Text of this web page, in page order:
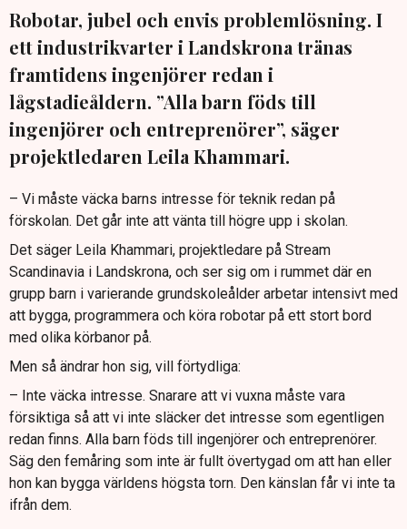
Robotar, jubel och envis problemlösning. I
ett industrikvarter i Landskrona tränas
framtidens ingenjörer redan i
lågstadieåldern. ”Alla barn föds till
ingenjörer och entreprenörer”, säger
projektledaren Leila Khammari.
– Vi måste väcka barns intresse för teknik redan på
förskolan. Det går inte att vänta till högre upp i skolan.
Det säger Leila Khammari, projektledare på Stream
Scandinavia i Landskrona, och ser sig om i rummet där en
grupp barn i varierande grundskoleålder arbetar intensivt med
att bygga, programmera och köra robotar på ett stort bord
med olika körbanor på.
Men så ändrar hon sig, vill förtydliga:
– Inte väcka intresse. Snarare att vi vuxna måste vara
försiktiga så att vi inte släcker det intresse som egentligen
redan finns. Alla barn föds till ingenjörer och entreprenörer.
Säg den femåring som inte är fullt övertygad om att han eller
hon kan bygga världens högsta torn. Den känslan får vi inte ta
ifrån dem.